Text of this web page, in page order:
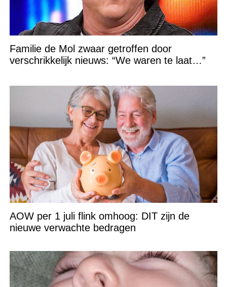
Familie de Mol zwaar getroffen door
verschrikkelijk nieuws: “We waren te laat…”
AOW per 1 juli flink omhoog: DIT zijn de
nieuwe verwachte bedragen